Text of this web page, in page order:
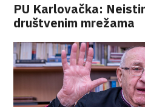
PU Karlovačka:
društvenim mrežama